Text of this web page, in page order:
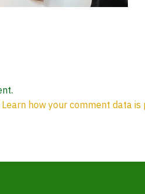
Learn how your comment data is